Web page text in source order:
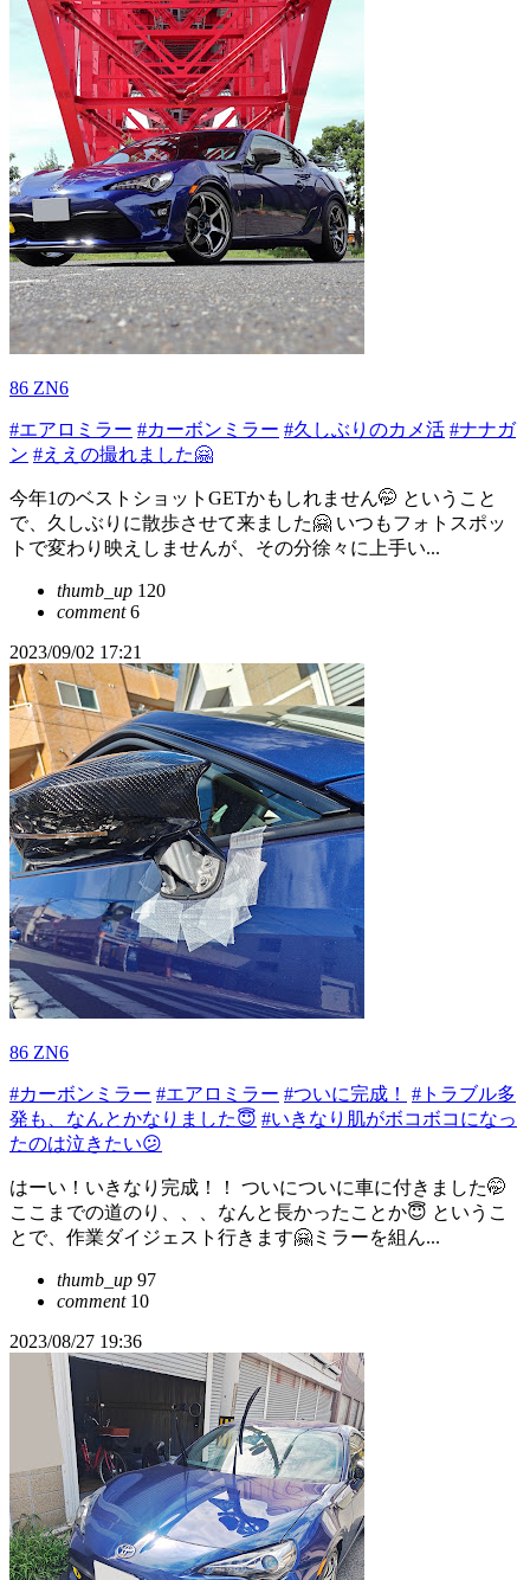
86 ZN6
#エアロミラー #カーボンミラー #久しぶりのカメ活 #ナナガ
ン #ええの撮れました🤗
今年1のベストショットGETかもしれません🤭 ということ
で、久しぶりに散歩させて来ました🤗 いつもフォトスポッ
トで変わり映えしませんが、その分徐々に上手い...
thumb_up 120
comment6
2023/09/02 17:21
86 ZN6
#カーボンミラー #エアロミラー #ついに完成！
#トラブル多
発も、なんとかなりました😇 #いきなり肌がボコボコになっ
たのは泣きたい😕
はーい！いきなり完成！！ ついについに車に付きました🤭
ここまでの道のり、、、なんと長かったことか😇 というこ
とで、作業ダイジェスト行きます🤗ミラーを組ん...
thumb_up 97
comment10
2023/08/27 19:36